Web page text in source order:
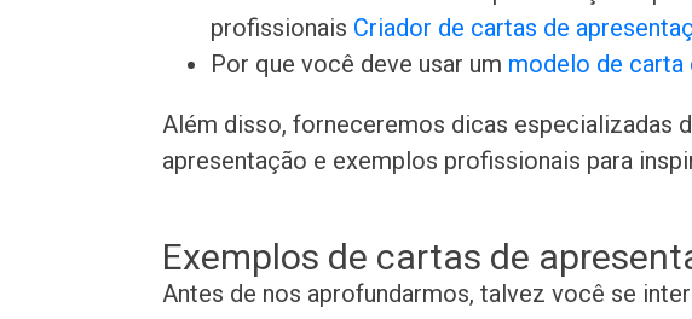
profissionais Criador de cartas de
Por que você deve usar um modelo de carta
Além disso, forneceremos dicas especializadas
apresentação e exemplos profissionais para
Exemplos de cartas de
Antes de nos aprofundarmos, talvez você se